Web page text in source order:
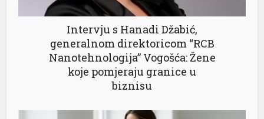
Intervju s Hanadi Džabić,
generalnom direktoricom “RCB
Nanotehnologija” Vogošća: Žene
koje pomjeraju granice u
biznisu